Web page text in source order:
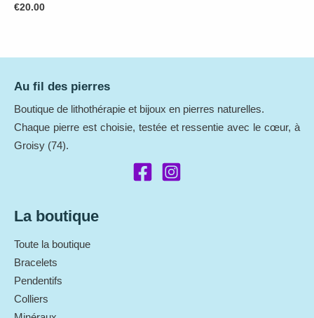
€20.00
Au fil des pierres
Boutique de lithothérapie et bijoux en pierres naturelles.
Chaque pierre est choisie, testée et ressentie avec le cœur, à
Groisy (74).
La boutique
Toute la boutique
Bracelets
Pendentifs
Colliers